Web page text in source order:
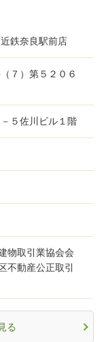
鉄奈良駅前店
７）第５２０６
５佐川ビル１階
物取引業協会会
不動産公正取引
る